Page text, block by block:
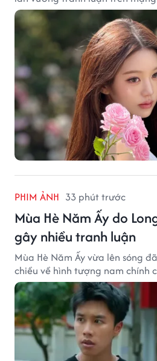
PHIM ẢNH 33 phút trước
Mùa Hè Năm Ấy do
gây nhiều tranh luận
Mùa Hè Năm Ấy vừa lên sóng
chiều về hình tượng nam chính